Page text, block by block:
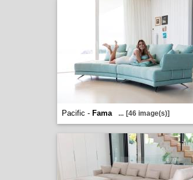
Pacific - Fama ... [46 image(s)]